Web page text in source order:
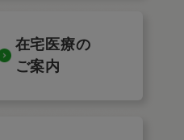
在宅医療の
ご案内